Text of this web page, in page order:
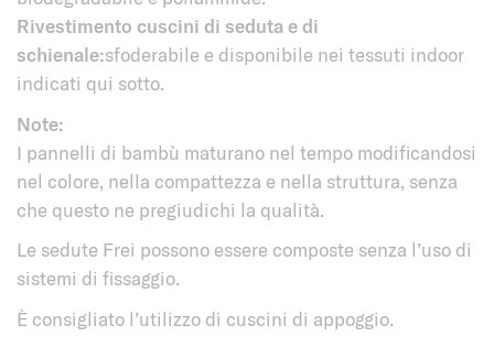
Rivestimento cuscini di seduta e di
schienale:sfoderabile e disponibile nei tessuti indoor
indicati qui sotto.
Note:
I pannelli di bambù maturano nel tempo modificandosi
nel colore, nella compattezza e nella struttura, senza
che questo ne pregiudichi la qualità.
Le sedute Frei possono essere composte senza l’uso di
sistemi di fissaggio.
È consigliato l’utilizzo di cuscini di appoggio.